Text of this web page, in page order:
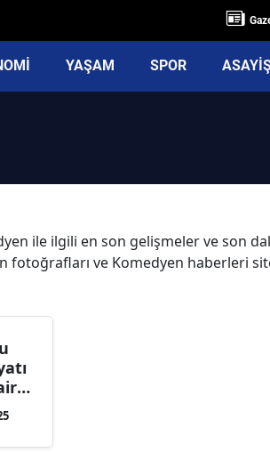
YAŞAM SPOR
ile ilgili en son gelişmeler ve son
fotoğrafları ve Komedyen haberleri